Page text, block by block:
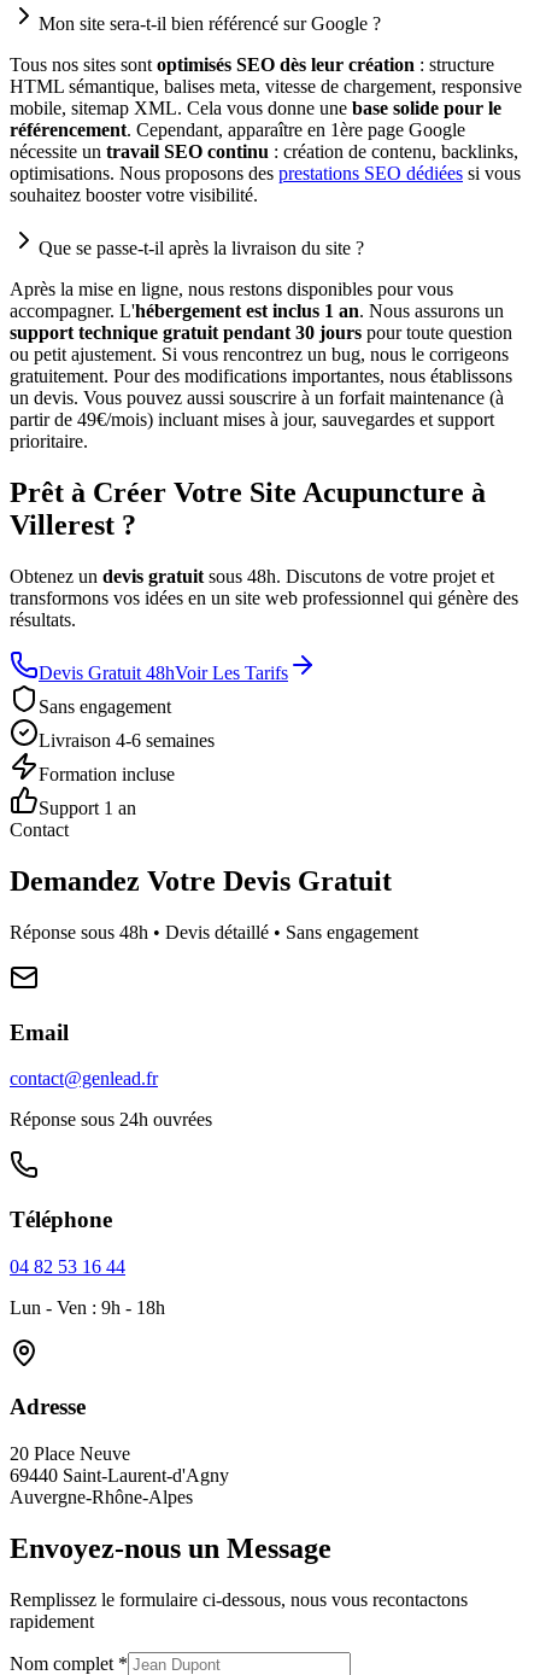
Mon site sera-t-il bien référencé sur Google ?
Tous nos sites sont optimisés SEO dès leur création : structure
HTML sémantique, balises meta, vitesse de chargement, responsive
mobile, sitemap XML. Cela vous donne une base solide pour le
référencement. Cependant, apparaître en 1ère page Google
nécessite un travail SEO continu : création de contenu, backlinks,
optimisations. Nous proposons des prestations SEO dédiées si vous
souhaitez booster votre visibilité.
Que se passe-t-il après la livraison du site ?
Après la mise en ligne, nous restons disponibles pour vous
accompagner. L'hébergement est inclus 1 an. Nous assurons un
support technique gratuit pendant 30 jours pour toute question
ou petit ajustement. Si vous rencontrez un bug, nous le corrigeons
gratuitement. Pour des modifications importantes, nous établissons
un devis. Vous pouvez aussi souscrire à un forfait maintenance (à
partir de 49€/mois) incluant mises à jour, sauvegardes et support
prioritaire.
Prêt à Créer Votre Site Acupuncture à
Villerest ?
Obtenez un devis gratuit sous 48h. Discutons de votre projet et
transformons vos idées en un site web professionnel qui génère des
résultats.
Devis Gratuit 48hVoir Les Tarifs
Sans engagement
Livraison 4-6 semaines
Formation incluse
Support 1 an
Contact
Demandez Votre Devis Gratuit
Réponse sous 48h • Devis détaillé • Sans engagement
Email
contact@genlead.fr
Réponse sous 24h ouvrées
Téléphone
04 82 53 16 44
Lun - Ven : 9h - 18h
Adresse
20 Place Neuve
69440 Saint-Laurent-d'Agny
Auvergne-Rhône-Alpes
Envoyez-nous un Message
Remplissez le formulaire ci-dessous, nous vous recontactons
rapidement
Nom complet *